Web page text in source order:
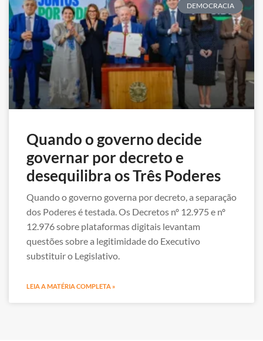
DEMOCRACIA
Quando o governo decide
governar por decreto e
desequilibra os Três Poderes
Quando o governo governa por decreto, a separação
dos Poderes é testada. Os Decretos nº 12.975 e nº
12.976 sobre plataformas digitais levantam
questões sobre a legitimidade do Executivo
substituir o Legislativo.
LEIA A MATÉRIA COMPLETA »